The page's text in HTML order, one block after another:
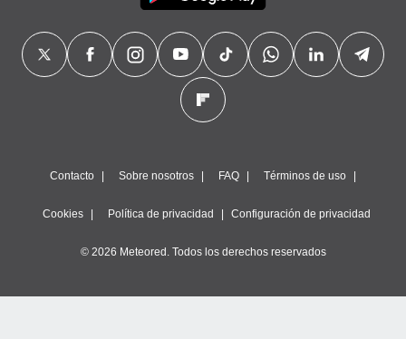
Contacto Sobre nosotros FAQ Términos de uso
Cookies Política de privacidad Configuración de privacidad
© 2026 Meteored. Todos los derechos reservados